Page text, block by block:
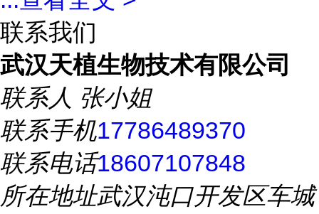
联系我们
武汉天植生物技术有限公司
联系人 张小姐
联系手机17786489370
联系电话18607107848
所在地址武汉沌口开发区车城